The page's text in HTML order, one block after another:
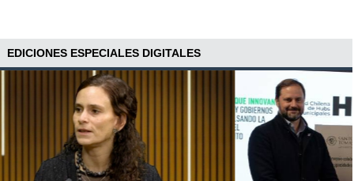
EDICIONES ESPECIALES DIGITALES